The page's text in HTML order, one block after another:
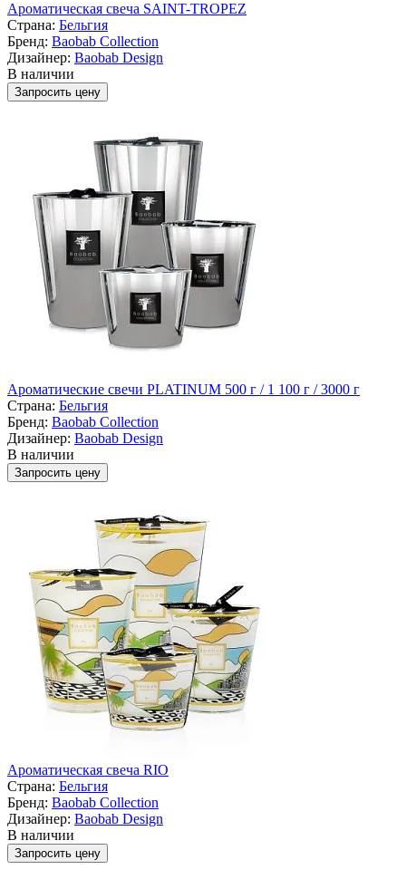
Ароматическая свеча SAINT-TROPEZ
Страна: Бельгия
Бренд: Baobab Collection
Дизайнер: Baobab Design
В наличии
Запросить цену
Ароматические свечи PLATINUM 500 г / 1 100 г / 3000 г
Страна: Бельгия
Бренд: Baobab Collection
Дизайнер: Baobab Design
В наличии
Запросить цену
Ароматическая свеча RIO
Страна: Бельгия
Бренд: Baobab Collection
Дизайнер: Baobab Design
В наличии
Запросить цену